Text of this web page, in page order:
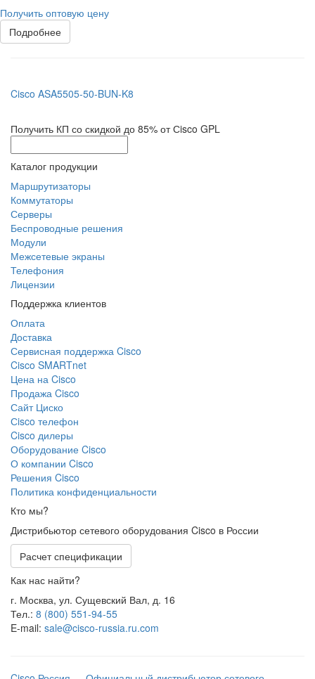
Получить оптовую цену
Подробнее
Cisco ASA5505-50-BUN-K8
Получить КП со скидкой до 85% от Сisco GPL
Каталог продукции
Маршрутизаторы
Коммутаторы
Серверы
Беспроводные решения
Модули
Межсетевые экраны
Телефония
Лицензии
Поддержка клиентов
Оплата
Доставка
Сервисная поддержка Cisco
Cisco SMARTnet
Цена на Cisco
Продажа Cisco
Сайт Циско
Сisco телефон
Cisco дилеры
Оборудование Cisco
О компании Cisco
Решения Cisco
Политика конфиденциальности
Кто мы?
Дистрибьютор сетевого оборудования Cisco в России
Расчет спецификации
Как нас найти?
г. Москва, ул. Сущевский Вал, д. 16
Тел.: 8 (800) 551-94-55
E-mail: sale@cisco-russia.ru.com